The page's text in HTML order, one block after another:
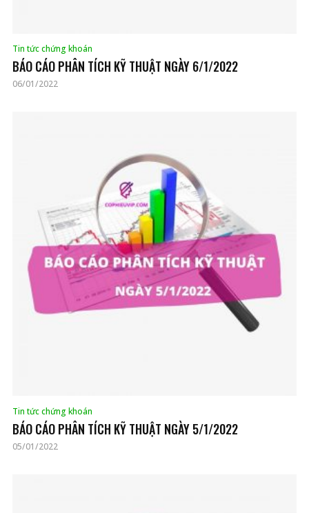
Tin tức chứng khoán
BÁO CÁO PHÂN TÍCH KỸ THUẬT NGÀY 6/1/2022
06/01/2022
Tin tức chứng khoán
BÁO CÁO PHÂN TÍCH KỸ THUẬT NGÀY 5/1/2022
05/01/2022